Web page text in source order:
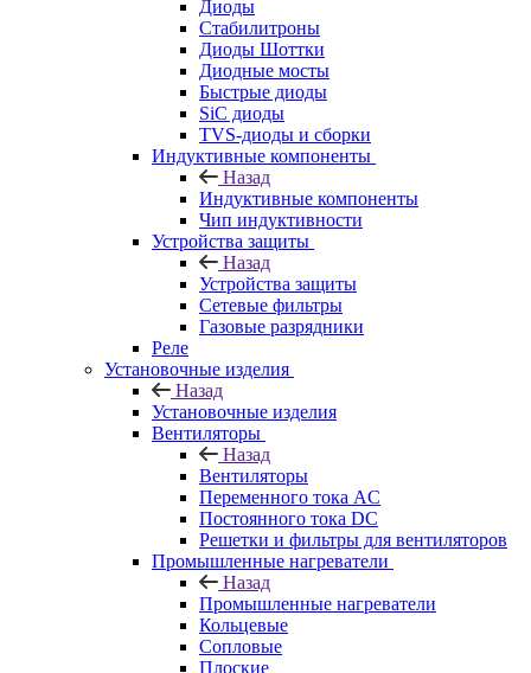
Диоды
Стабилитроны
Диоды Шоттки
Диодные мосты
Быстрые диоды
SiC диоды
TVS-диоды и сборки
Индуктивные компоненты
Назад
Индуктивные компоненты
Чип индуктивности
Устройства защиты
Назад
Устройства защиты
Сетевые фильтры
Газовые разрядники
Реле
Установочные изделия
Назад
Установочные изделия
Вентиляторы
Назад
Вентиляторы
Переменного тока AC
Постоянного тока DC
Решетки и фильтры для вентиляторов
Промышленные нагреватели
Назад
Промышленные нагреватели
Кольцевые
Сопловые
Плоские